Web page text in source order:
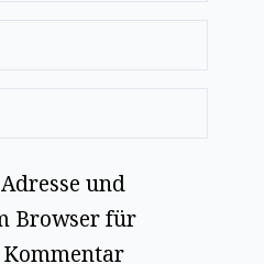
und
Browser für